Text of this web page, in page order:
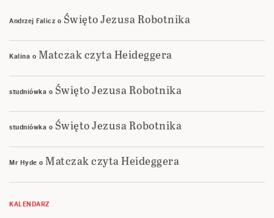
Andrzej Falicz o Święto Jezusa Robotnika
Kalina o Matczak czyta Heideggera
studniówka o Święto Jezusa Robotnika
studniówka o Święto Jezusa Robotnika
Mr Hyde o Matczak czyta Heideggera
KALENDARZ